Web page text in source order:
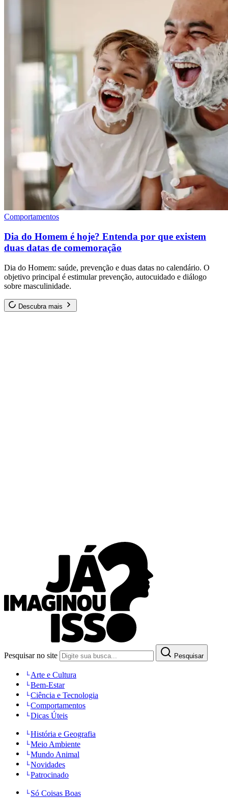
Comportamentos
Dia do Homem é hoje? Entenda por que existem
duas datas de comemoração
Dia do Homem: saúde, prevenção e duas datas no calendário. O
objetivo principal é estimular prevenção, autocuidado e diálogo
sobre masculinidade.
Descubra mais
Pesquisar no site Pesquisar
Arte e Cultura
Bem-Estar
Ciência e Tecnologia
Comportamentos
Dicas Úteis
História e Geografia
Meio Ambiente
Mundo Animal
Novidades
Patrocinado
Só Coisas Boas